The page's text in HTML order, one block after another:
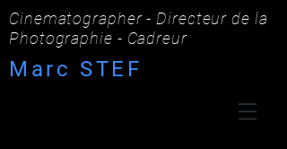
Cinematographer - Directeur de la
Photographie - Cadreur
Marc STEF